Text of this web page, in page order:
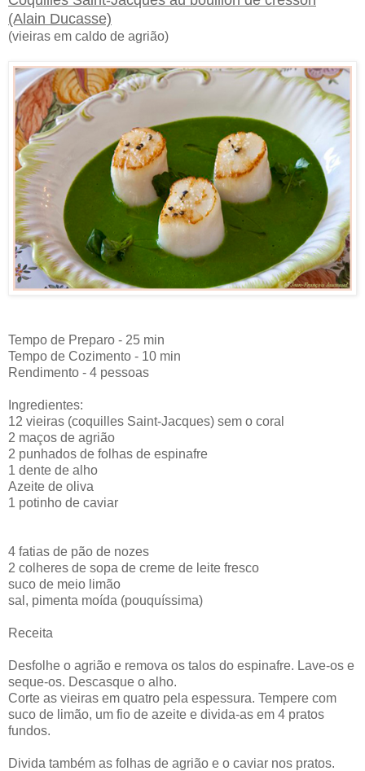
(Alain Ducasse)
(vieiras em caldo de agrião)
Tempo de Preparo - 25 min
Tempo de Cozimento - 10 min
Rendimento - 4 pessoas
Ingredientes:
12 vieiras (coquilles Saint-Jacques) sem o coral
2 maços de agrião
2 punhados de folhas de espinafre
1 dente de alho
Azeite de oliva
1 potinho de caviar
4 fatias de pão de nozes
2 colheres de sopa de creme de leite fresco
suco de meio limão
sal, pimenta moída (pouquíssima)
Receita
Desfolhe o agrião e remova os talos do espinafre. Lave-os e
seque-os. Descasque o alho.
Corte as vieiras em quatro pela espessura. Tempere com
suco de limão, um fio de azeite e divida-as em 4 pratos
fundos.
Divida também as folhas de agrião e o caviar nos pratos.